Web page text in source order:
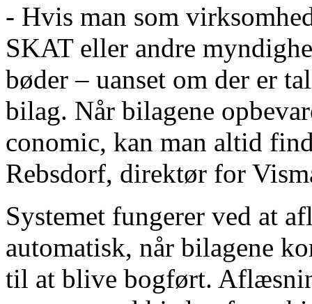
- Hvis man som
SKAT eller andre
bøder – uanset om der er
bilag. Når bilagene
conomic, kan man altid
Rebsdorf, direktør for
Systemet fungerer ved at
automatisk, når bilagene
til at blive bogført.